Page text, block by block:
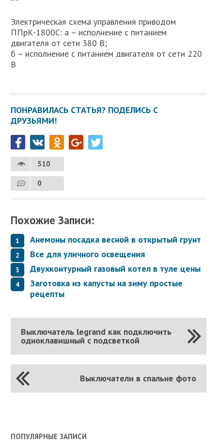
Электрическая схема управления приводом
ППрК-1800С: а – исполнение с питанием
двигателя от сети 380 В;
б – исполнение с питанием двигателя от сети 220
В
ПОНРАВИЛАСЬ СТАТЬЯ? ПОДЕЛИСЬ С
ДРУЗЬЯМИ!
510
0
Похожие Записи:
Анемоны посадка весной в открытый грунт
Все для уличного освещения
Двухконтурный газовый котел в туле цены
Заготовка из капусты на зиму простые
рецепты
Выключатель legrand как подключить
одноклавишный с подсветкой
Выключатели в спальне фото
ПОПУЛЯРНЫЕ ЗАПИСИ